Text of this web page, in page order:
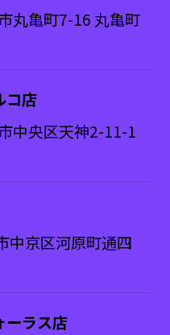
丸亀町7-16 丸亀町
コ店
中央区天神2-11-1
中京区河原町通四
ーラス店